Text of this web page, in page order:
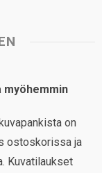
on
ostoskorissa ja
Kuvatilaukset